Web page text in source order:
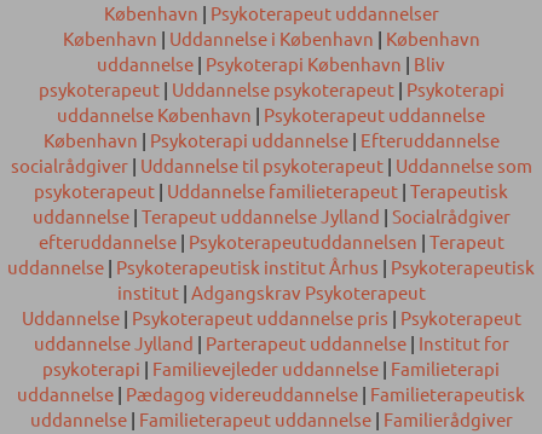
København
Psykoterapeut uddannelser
København
Uddannelse i København
København
uddannelse
Psykoterapi København
Bliv
psykoterapeut| Uddannelse psykoterapeut| Psykoterapi
uddannelse København
Psykoterapeut uddannelse
København
Psykoterapi uddannelse| Efteruddannelse
socialrådgiver| Uddannelse til psykoterapeut| Uddannelse som
psykoterapeut
Uddannelse familieterapeut Terapeutisk
uddannelse| Terapeut uddannelse Jylland
Socialrådgiver
efteruddannelse| Psykoterapeutuddannelsen
Terapeut
uddannelse
Psykoterapeutisk institut Århus
Psykoterapeutisk
institut| Adgangskrav Psykoterapeut
Uddannelse| Psykoterapeut uddannelse pris
Psykoterapeut
uddannelse Jylland
Parterapeut uddannelse| Institut for
psykoterapi
Familievejleder uddannelse
Familieterapi
uddannelse
Pædagog videreuddannelse
Familieterapeutisk
uddannelse| Familieterapeut uddannelse| Familierådgiver